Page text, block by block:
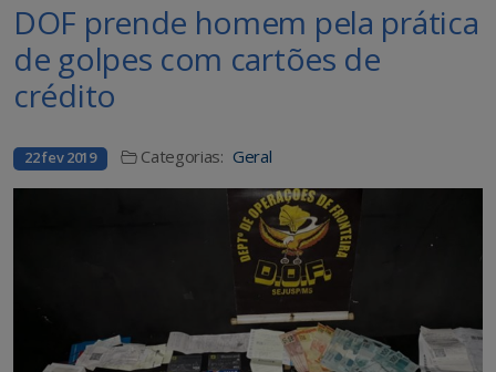
DOF prende homem pela prática
de golpes com cartões de
crédito
22 fev 2019 Categorias: Geral